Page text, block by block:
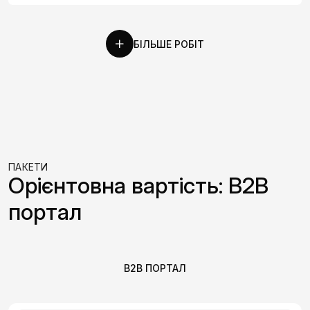
БІЛЬШЕ РОБІТ
ПАКЕТИ
Орієнтовна вартість: B2B
портал
B2B ПОРТАЛ